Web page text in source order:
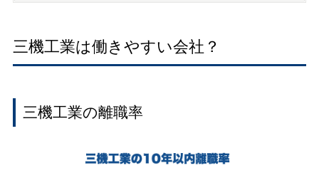
三機工業は働きやすい会社？
三機工業の離職率